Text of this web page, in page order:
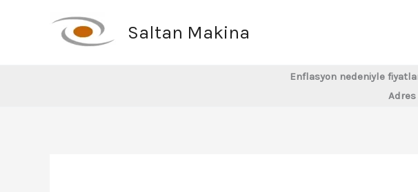
Saltan Makina
Enflasyon nedeniyle